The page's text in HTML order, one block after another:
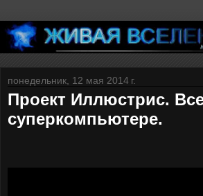
понедельник, 12 мая 2014 г.
Проект Иллюстрис.
суперкомпьютере.